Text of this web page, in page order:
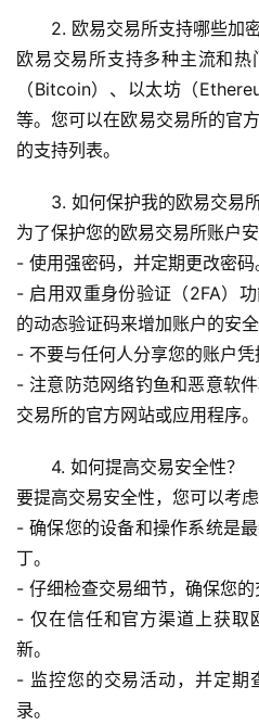
2. 欧易交易所支持哪些加
欧易交易所支持多种主流和
（Bitcoin）、以太坊（
等。您可以在欧易交易所的官
的支持列表。
3. 如何保护我的欧易交易
为了保护您的欧易交易所账户
- 使用强密码，并定期更改密码
- 启用双重身份验证（2FA）
的动态验证码来增加账户的安全
- 不要与任何人分享您的账户凭
- 注意防范网络钓鱼和恶意软
交易所的官方网站或应用程序。
4. 如何提高交易安全性？
要提高交易安全性，您可以考虑
- 确保您的设备和操作系统是
丁。
- 仔细检查交易细节，确保您的
- 仅在信任和官方渠道上获取
新。
- 监控您的交易活动，并定期
录。